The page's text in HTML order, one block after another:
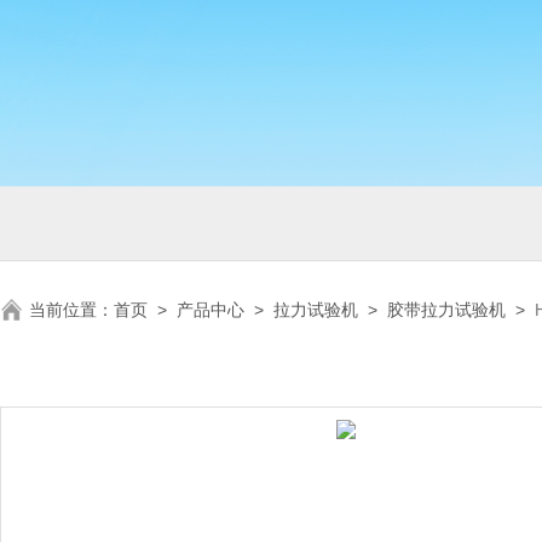
当前位置： 首页 > 产品中心 > 拉力试验机 > 胶带拉力试验机 >